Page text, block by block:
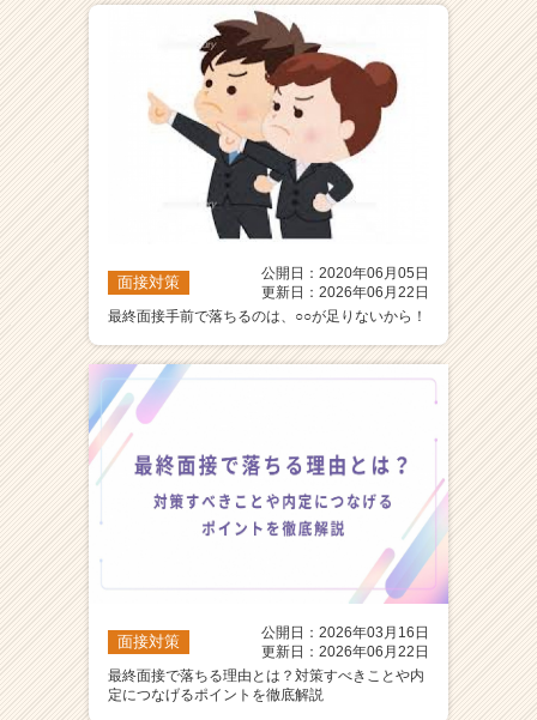
面接対策
公開日：2020年06月05日
更新日：2026年06月22日
最終面接手前で落ちるのは、○○が足りないから！
面接対策
公開日：2026年03月16日
更新日：2026年06月22日
最終面接で落ちる理由とは？対策すべきことや内
定につなげるポイントを徹底解説